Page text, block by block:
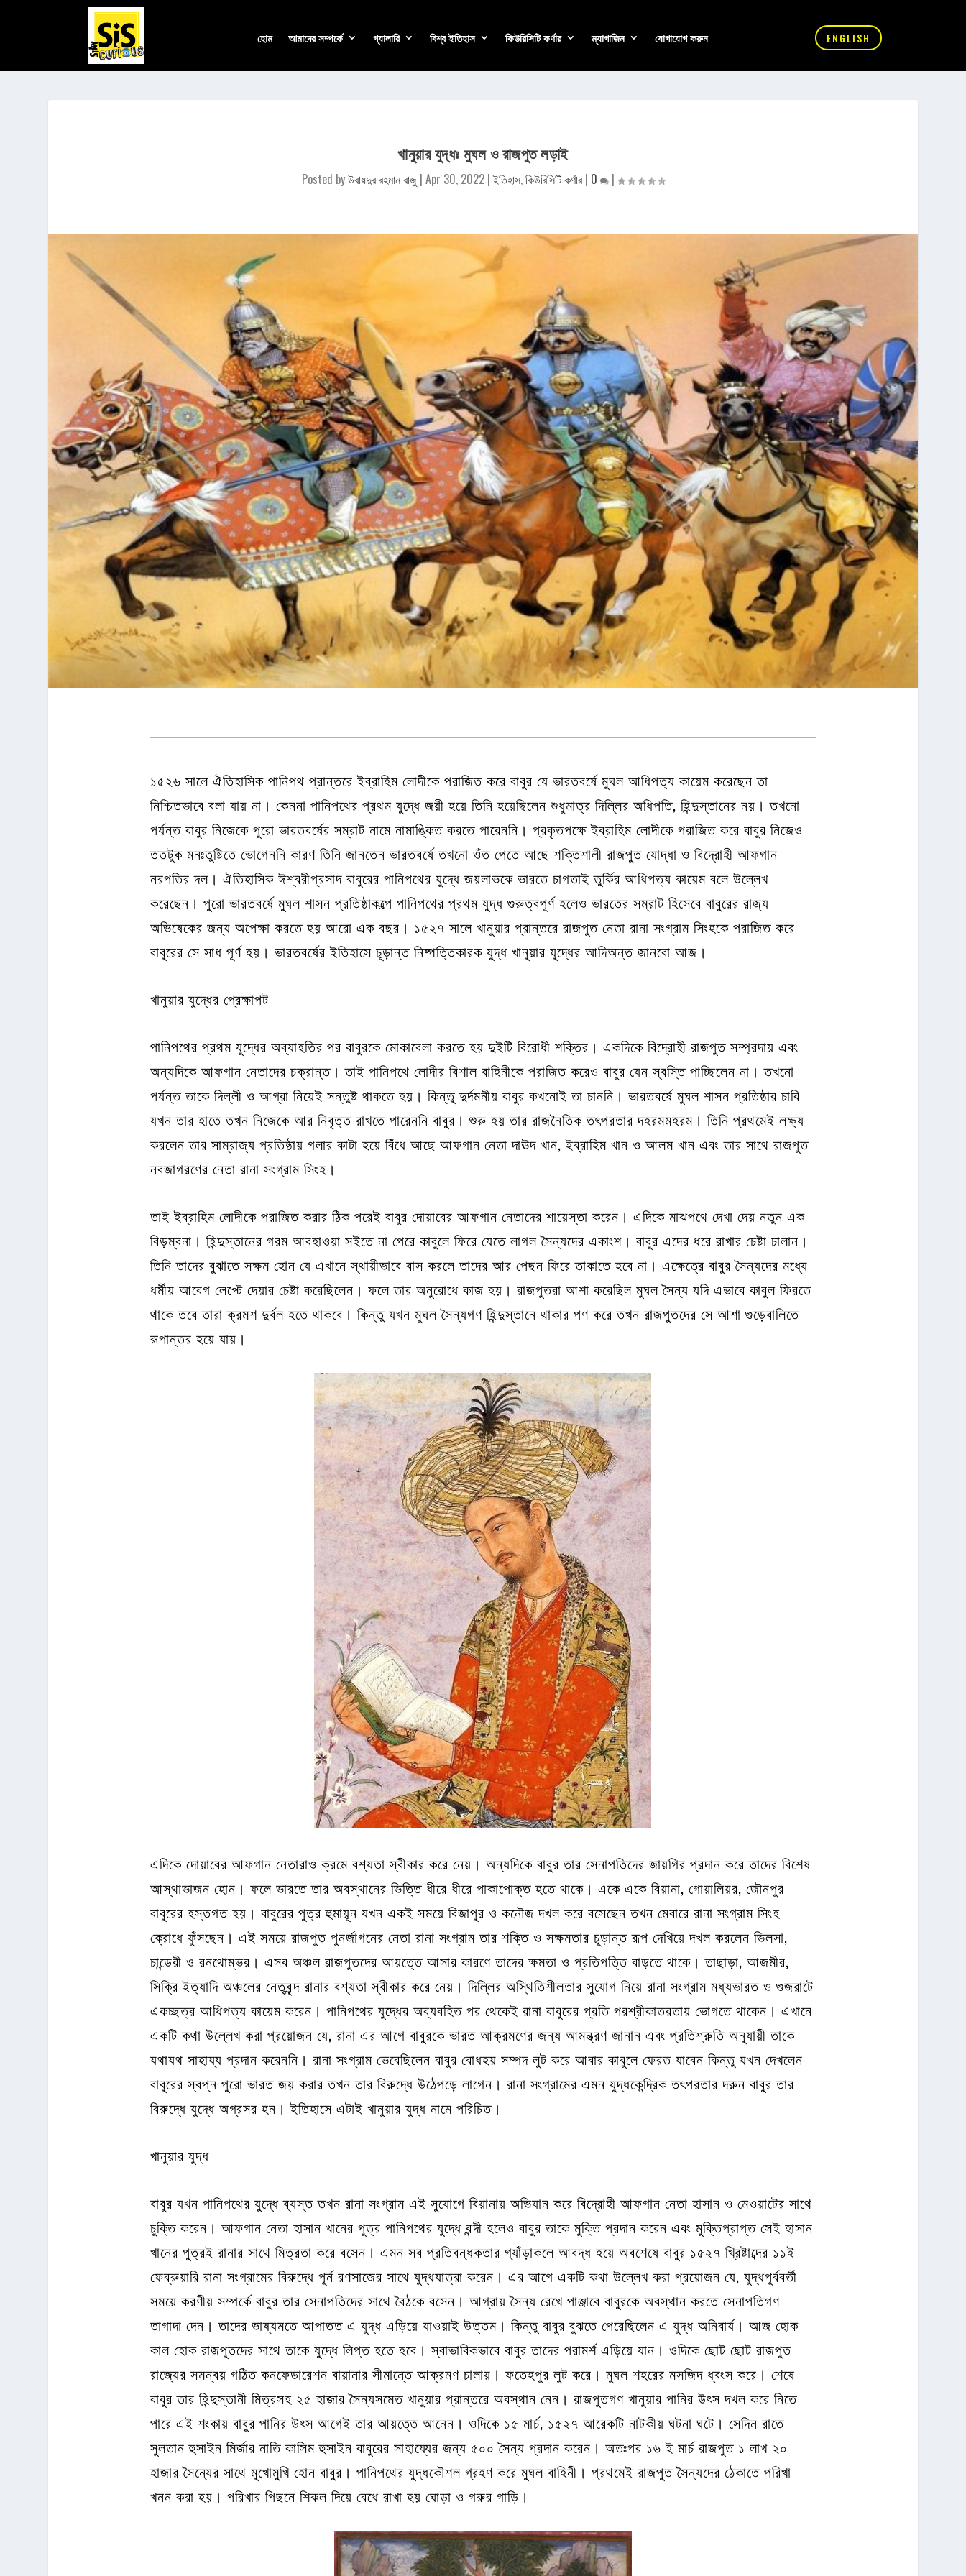
হোম আমাদের সম্পর্কে গ্যালারি বিশ্ব ইতিহাস কিউরিসিটি কর্ণার ম্যাগাজিন যোগাযোগ করুন ENGLISH
খানুয়ার যুদ্ধঃ মুঘল ও রাজপুত লড়াই
Posted byউবায়দুর রহমান রাজু| Apr 30, 2022|ইতিহাস,কিউরিসিটি কর্ণার| 0 |
১৫২৬ সালে ঐতিহাসিক পানিপথ প্রান্তরে ইব্রাহিম লোদীকে পরাজিত করে বাবুর যে ভারতবর্ষে মুঘল আধিপত্য কায়েম করেছেন তা
নিশ্চিতভাবে বলা যায় না। কেননা পানিপথের প্রথম যুদ্ধে জয়ী হয়ে তিনি হয়েছিলেন শুধুমাত্র দিল্লির অধিপতি, হিন্দুস্তানের নয়। তখনো
পর্যন্ত বাবুর নিজেকে পুরো ভারতবর্ষের সম্রাট নামে নামাঙ্কিত করতে পারেননি। প্রকৃতপক্ষে ইব্রাহিম লোদীকে পরাজিত করে বাবুর নিজেও
ততটুক মনঃতুষ্টিতে ভোগেননি কারণ তিনি জানতেন ভারতবর্ষে তখনো ওঁত পেতে আছে শক্তিশালী রাজপুত যোদ্ধা ও বিদ্রোহী আফগান
নরপতির দল। ঐতিহাসিক ঈশ্বরীপ্রসাদ বাবুরের পানিপথের যুদ্ধে জয়লাভকে ভারতে চাগতাই তুর্কির আধিপত্য কায়েম বলে উল্লেখ
করেছেন। পুরো ভারতবর্ষে মুঘল শাসন প্রতিষ্ঠাকল্পে পানিপথের প্রথম যুদ্ধ গুরুত্বপূর্ণ হলেও ভারতের সম্রাট হিসেবে বাবুরের রাজ্য
অভিষেকের জন্য অপেক্ষা করতে হয় আরো এক বছর। ১৫২৭ সালে খানুয়ার প্রান্তরে রাজপুত নেতা রানা সংগ্রাম সিংহকে পরাজিত করে
বাবুরের সে সাধ পূর্ণ হয়। ভারতবর্ষের ইতিহাসে চূড়ান্ত নিষ্পত্তিকারক যুদ্ধ খানুয়ার যুদ্ধের আদিঅন্ত জানবো আজ।
খানুয়ার যুদ্ধের প্রেক্ষাপট
পানিপথের প্রথম যুদ্ধের অব্যাহতির পর বাবুরকে মোকাবেলা করতে হয় দুইটি বিরোধী শক্তির। একদিকে বিদ্রোহী রাজপুত সম্প্রদায় এবং
অন্যদিকে আফগান নেতাদের চক্রান্ত। তাই পানিপথে লোদীর বিশাল বাহিনীকে পরাজিত করেও বাবুর যেন স্বস্তি পাচ্ছিলেন না। তখনো
পর্যন্ত তাকে দিল্লী ও আগ্রা নিয়েই সন্তুষ্ট থাকতে হয়। কিন্তু দুর্দমনীয় বাবুর কখনোই তা চাননি। ভারতবর্ষে মুঘল শাসন প্রতিষ্ঠার চাবি
যখন তার হাতে তখন নিজেকে আর নিবৃত্ত রাখতে পারেননি বাবুর। শুরু হয় তার রাজনৈতিক তৎপরতার দহরমমহরম। তিনি প্রথমেই লক্ষ্য
করলেন তার সাম্রাজ্য প্রতিষ্ঠায় গলার কাটা হয়ে বিঁধে আছে আফগান নেতা দাঊদ খান, ইব্রাহিম খান ও আলম খান এবং তার সাথে রাজপুত
নবজাগরণের নেতা রানা সংগ্রাম সিংহ।
তাই ইব্রাহিম লোদীকে পরাজিত করার ঠিক পরেই বাবুর দোয়াবের আফগান নেতাদের শায়েস্তা করেন। এদিকে মাঝপথে দেখা দেয় নতুন এক
বিড়ম্বনা। হিন্দুস্তানের গরম আবহাওয়া সইতে না পেরে কাবুলে ফিরে যেতে লাগল সৈন্যদের একাংশ। বাবুর এদের ধরে রাখার চেষ্টা চালান।
তিনি তাদের বুঝাতে সক্ষম হোন যে এখানে স্থায়ীভাবে বাস করলে তাদের আর পেছন ফিরে তাকাতে হবে না। এক্ষেত্রে বাবুর সৈন্যদের মধ্যে
ধর্মীয় আবেগ লেপ্টে দেয়ার চেষ্টা করেছিলেন। ফলে তার অনুরোধে কাজ হয়। রাজপুতরা আশা করেছিল মুঘল সৈন্য যদি এভাবে কাবুল ফিরতে
থাকে তবে তারা ক্রমশ দুর্বল হতে থাকবে। কিন্তু যখন মুঘল সৈন্যগণ হিন্দুস্তানে থাকার পণ করে তখন রাজপুতদের সে আশা গুড়েবালিতে
রূপান্তর হয়ে যায়।
এদিকে দোয়াবের আফগান নেতারাও ক্রমে বশ্যতা স্বীকার করে নেয়। অন্যদিকে বাবুর তার সেনাপতিদের জায়গির প্রদান করে তাদের বিশেষ
আস্থাভাজন হোন। ফলে ভারতে তার অবস্থানের ভিত্তি ধীরে ধীরে পাকাপোক্ত হতে থাকে। একে একে বিয়ানা, গোয়ালিয়র, জৌনপুর
বাবুরের হস্তগত হয়। বাবুরের পুত্র হুমায়ূন যখন একই সময়ে বিজাপুর ও কনৌজ দখল করে বসেছেন তখন মেবারে রানা সংগ্রাম সিংহ
ক্রোধে ফুঁসছেন। এই সময়ে রাজপুত পুনর্জাগনের নেতা রানা সংগ্রাম তার শক্তি ও সক্ষমতার চূড়ান্ত রূপ দেখিয়ে দখল করলেন ভিলসা,
চান্ডেরী ও রনথোম্ভর। এসব অঞ্চল রাজপুতদের আয়ত্তে আসার কারণে তাদের ক্ষমতা ও প্রতিপত্তি বাড়তে থাকে। তাছাড়া, আজমীর,
সিক্রি ইত্যাদি অঞ্চলের নেতৃবৃন্দ রানার বশ্যতা স্বীকার করে নেয়। দিল্লির অস্থিতিশীলতার সুযোগ নিয়ে রানা সংগ্রাম মধ্যভারত ও গুজরাটে
একচ্ছত্র আধিপত্য কায়েম করেন। পানিপথের যুদ্ধের অব্যবহিত পর থেকেই রানা বাবুরের প্রতি পরশ্রীকাতরতায় ভোগতে থাকেন। এখানে
একটি কথা উল্লেখ করা প্রয়োজন যে, রানা এর আগে বাবুরকে ভারত আক্রমণের জন্য আমন্ত্রণ জানান এবং প্রতিশ্রুতি অনুযায়ী তাকে
যথাযথ সাহায্য প্রদান করেননি। রানা সংগ্রাম ভেবেছিলেন বাবুর বোধহয় সম্পদ লুট করে আবার কাবুলে ফেরত যাবেন কিন্তু যখন দেখলেন
বাবুরের স্বপ্ন পুরো ভারত জয় করার তখন তার বিরুদ্ধে উঠেপড়ে লাগেন। রানা সংগ্রামের এমন যুদ্ধকেন্দ্রিক তৎপরতার দরুন বাবুর তার
বিরুদ্ধে যুদ্ধে অগ্রসর হন। ইতিহাসে এটাই খানুয়ার যুদ্ধ নামে পরিচিত।
খানুয়ার যুদ্ধ
বাবুর যখন পানিপথের যুদ্ধে ব্যস্ত তখন রানা সংগ্রাম এই সুযোগে বিয়ানায় অভিযান করে বিদ্রোহী আফগান নেতা হাসান ও মেওয়াটের সাথে
চুক্তি করেন। আফগান নেতা হাসান খানের পুত্র পানিপথের যুদ্ধে বন্দী হলেও বাবুর তাকে মুক্তি প্রদান করেন এবং মুক্তিপ্রাপ্ত সেই হাসান
খানের পুত্রই রানার সাথে মিত্রতা করে বসেন। এমন সব প্রতিবন্ধকতার গ্যাঁড়াকলে আবদ্ধ হয়ে অবশেষে বাবুর ১৫২৭ খ্রিষ্টাব্দের ১১ই
ফেব্রুয়ারি রানা সংগ্রামের বিরুদ্ধে পূর্ন রণসাজের সাথে যুদ্ধযাত্রা করেন। এর আগে একটি কথা উল্লেখ করা প্রয়োজন যে, যুদ্ধপূর্ববর্তী
সময়ে করণীয় সম্পর্কে বাবুর তার সেনাপতিদের সাথে বৈঠকে বসেন। আগ্রায় সৈন্য রেখে পাঞ্জাবে বাবুরকে অবস্থান করতে সেনাপতিগণ
তাগাদা দেন। তাদের ভাষ্যমতে আপাতত এ যুদ্ধ এড়িয়ে যাওয়াই উত্তম। কিন্তু বাবুর বুঝতে পেরেছিলেন এ যুদ্ধ অনিবার্য। আজ হোক
কাল হোক রাজপুতদের সাথে তাকে যুদ্ধে লিপ্ত হতে হবে। স্বাভাবিকভাবে বাবুর তাদের পরামর্শ এড়িয়ে যান। ওদিকে ছোট ছোট রাজপুত
রাজ্যের সমন্বয় গঠিত কনফেডারেশন বায়ানার সীমান্তে আক্রমণ চালায়। ফতেহপুর লুট করে। মুঘল শহরের মসজিদ ধ্বংস করে। শেষে
বাবুর তার হিন্দুস্তানী মিত্রসহ ২৫ হাজার সৈন্যসমেত খানুয়ার প্রান্তরে অবস্থান নেন। রাজপুতগণ খানুয়ার পানির উৎস দখল করে নিতে
পারে এই শংকায় বাবুর পানির উৎস আগেই তার আয়ত্তে আনেন। ওদিকে ১৫ মার্চ, ১৫২৭ আরেকটি নাটকীয় ঘটনা ঘটে। সেদিন রাতে
সুলতান হুসাইন মির্জার নাতি কাসিম হুসাইন বাবুরের সাহায্যের জন্য ৫০০ সৈন্য প্রদান করেন। অতঃপর ১৬ ই মার্চ রাজপুত ১ লাখ ২০
হাজার সৈন্যের সাথে মুখোমুখি হোন বাবুর। পানিপথের যুদ্ধকৌশল গ্রহণ করে মুঘল বাহিনী। প্রথমেই রাজপুত সৈন্যদের ঠেকাতে পরিখা
খনন করা হয়। পরিখার পিছনে শিকল দিয়ে বেধে রাখা হয় ঘোড়া ও গরুর গাড়ি।